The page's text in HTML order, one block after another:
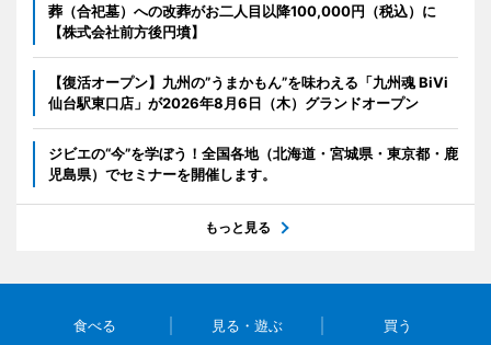
葬（合祀墓）への改葬がお二人目以降100,000円（税込）に
【株式会社前方後円墳】
【復活オープン】九州の”うまかもん”を味わえる「九州魂 BiVi
仙台駅東口店」が2026年8月6日（木）グランドオープン
ジビエの“今”を学ぼう！全国各地（北海道・宮城県・東京都・鹿
児島県）でセミナーを開催します。
もっと見る
食べる 見る・遊ぶ 買う